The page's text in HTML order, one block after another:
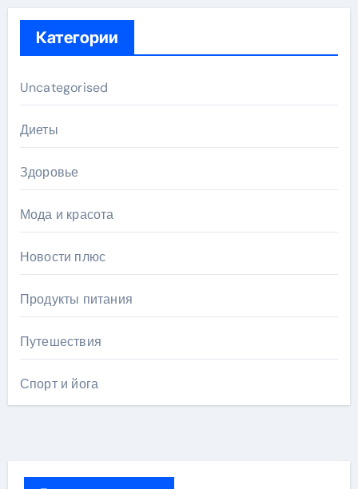
Категории
Uncategorised
Диеты
Здоровье
Мода и красота
Новости плюс
Продукты питания
Путешествия
Спорт и йога